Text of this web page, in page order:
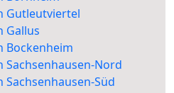
Gutleutviertel
Gallus
Bockenheim
Sachsenhausen-Nord
Süd